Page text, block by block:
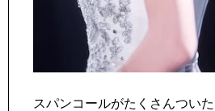
スパンコールがたくさんつい